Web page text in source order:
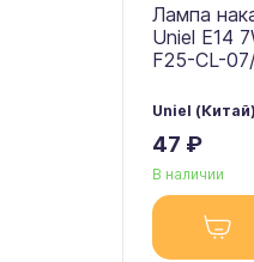
Лампа
Uniel E14
F25-CL-
Uniel (Китай)
47 ₽
В наличии